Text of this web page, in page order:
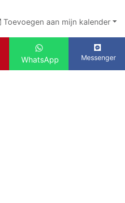
Toevoegen aan mijn kalender
WhatsApp Messenger